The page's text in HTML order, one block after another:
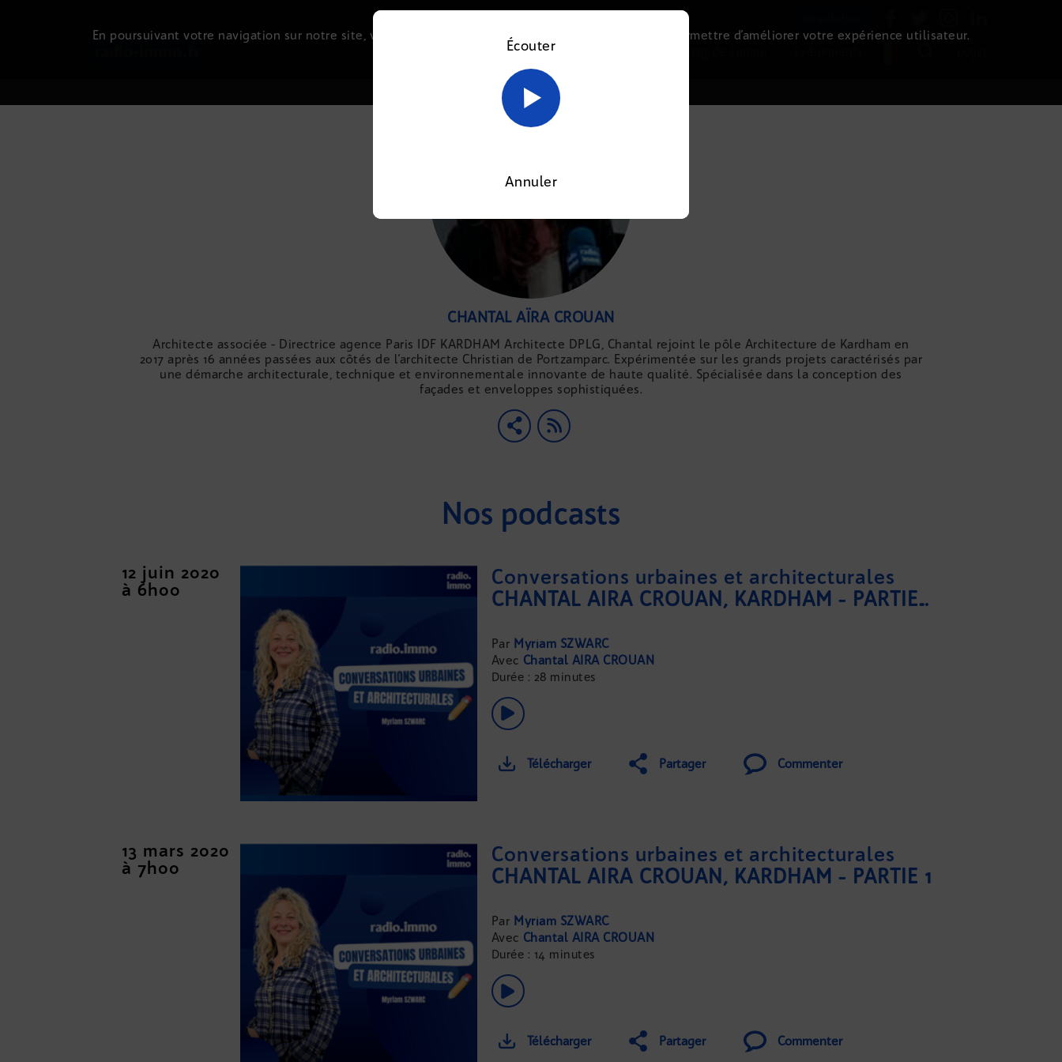
Thématiques
CHANTAL AÏRA CROUAN
Architecte associée - Directrice agence Paris IDF KARDHAM Architecte DPLG, Chantal rejoint le pôle Architecture de Kardham en
2017 après 16 années passées aux côtés de l’architecte Christian de Portzamparc. Expérimentée sur les grands projets caractérisés par
une démarche architecturale, technique et environnementale innovante de haute qualité. Spécialisée dans la conception des
façades et enveloppes sophistiquées.
Nos podcasts
12 juin 2020
à 6h00
Conversations urbaines et architecturales
CHANTAL AÏRA CROUAN, KARDHAM - PARTIE 2
Myriam SZWARC
Chantal AÏRA CROUAN
Durée : 28 minutes
Télécharger Partager Commenter
13 mars 2020
à 7h00
Conversations urbaines et architecturales
CHANTAL AÏRA CROUAN, KARDHAM - PARTIE 1
Myriam SZWARC
Chantal AÏRA CROUAN
Durée : 14 minutes
Télécharger Partager Commenter
En poursuivant votre navigation sur notre site, vous acceptez l’utilisation de cookies afin de nous permettre d’améliorer votre expérience utilisateur.
Écouter
Annuler